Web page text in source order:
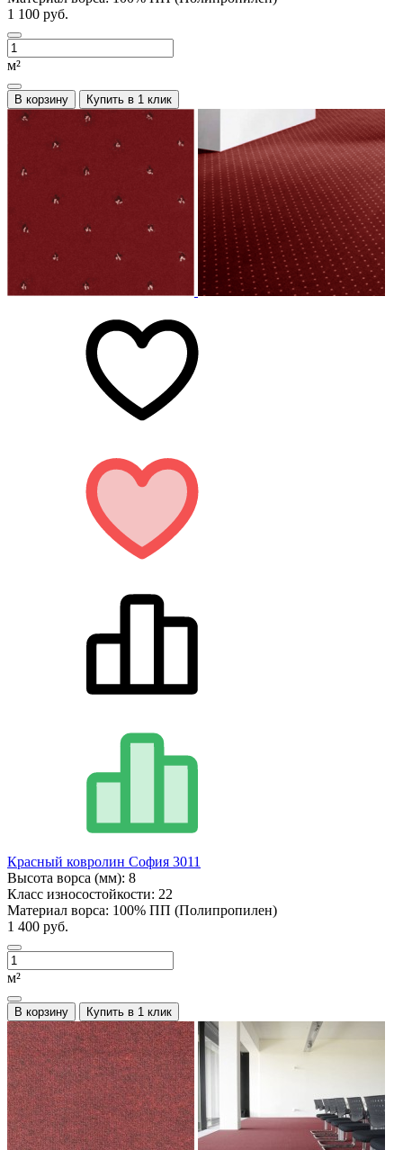
1 100 руб.
м²
В корзину Купить в 1 клик
Красный ковролин София 3011
Высота ворса (мм): 8
Класс износостойкости: 22
Материал ворса: 100% ПП (Полипропилен)
1 400 руб.
м²
В корзину Купить в 1 клик